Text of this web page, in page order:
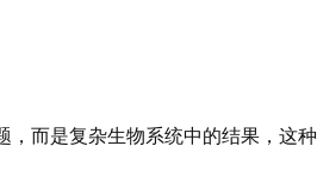
而是复杂生物系统中的结果，这种